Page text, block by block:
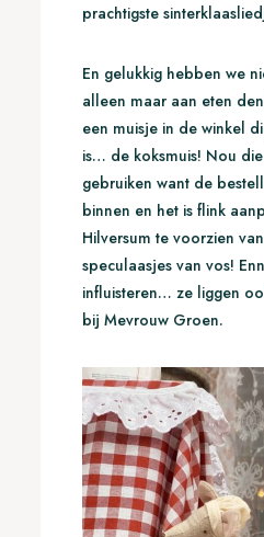
prachtigste
En gelukkig hebben we
alleen maar aan eten
een muisje in de winkel
is… de koksmuis! Nou
gebruiken want de
binnen en het is flink
Hilversum te voorzien
speculaasjes van vos!
influisteren… ze liggen
bij Mevrouw Groen.